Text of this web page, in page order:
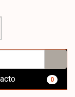
0